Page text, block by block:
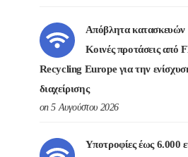
Απόβλητα κατασκευών
Κοινές προτάσεις από
Recycling Europe για την
διαχείρισης
on 5 Αυγούστου 2026
Υποτροφίες έως 6.000